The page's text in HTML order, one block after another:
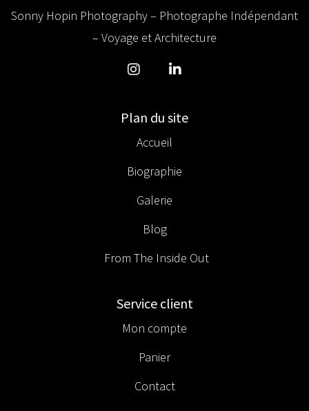
Sonny Hopin Photography – Photographe Indépendant
– Voyage et Architecture
Plan du site
Accueil
Biographie
Galerie
Blog
From The Inside Out
Service client
Mon compte
Panier
Contact